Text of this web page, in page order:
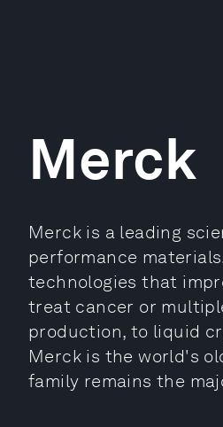
Merck
Merck is a leading
performance
technologies that
treat cancer or
production, to liquid
Merck is the world's
family remains the